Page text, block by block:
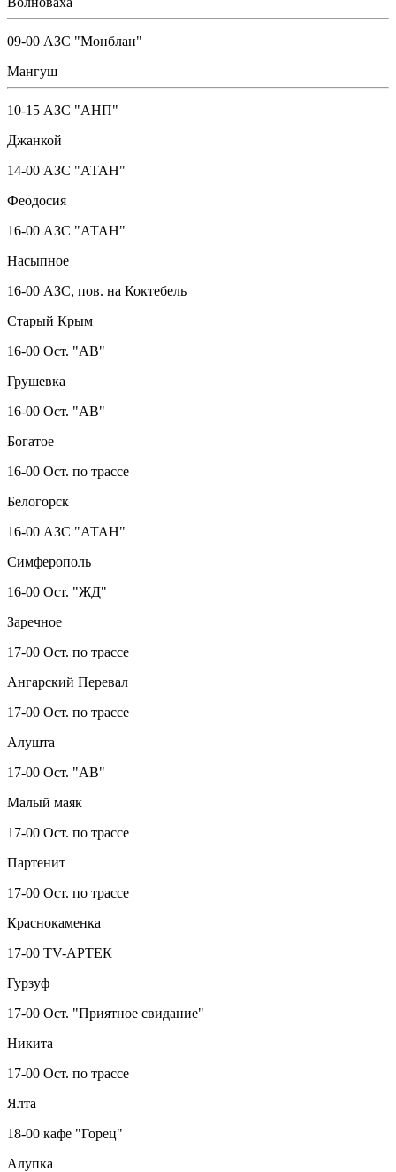
09-00 АЗС "Монблан"
Мангуш
10-15 АЗС "АНП"
Джанкой
14-00 АЗС "АТАН"
Феодосия
16-00 АЗС "АТАН"
Насыпное
16-00 АЗС, пов. на Коктебель
Старый Крым
16-00 Ост. "АВ"
Грушевка
16-00 Ост. "АВ"
Богатое
16-00 Ост. по трассе
Белогорск
16-00 АЗС "АТАН"
Симферополь
16-00 Ост. "ЖД"
Заречное
17-00 Ост. по трассе
Ангарский Перевал
17-00 Ост. по трассе
Алушта
17-00 Ост. "АВ"
Малый маяк
17-00 Ост. по трассе
Партенит
17-00 Ост. по трассе
Краснокаменка
17-00 TV-АРТЕК
Гурзуф
17-00 Ост. "Приятное свидание"
Никита
17-00 Ост. по трассе
Ялта
18-00 кафе "Горец"
Алупка